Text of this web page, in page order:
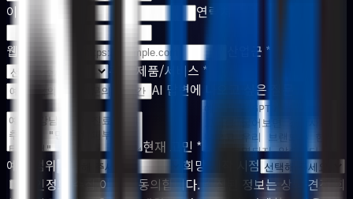
이메일 * 연락처
웹사이트 URL
산업군 *
주요 제품/서비스 *
AI 답변에 나오고 싶은 질문
현재 고민 *
예산 범위
희망 시작 시점
개인정보 수집·이용에 동의합니다. 수집된 정보는 상담·견적 회